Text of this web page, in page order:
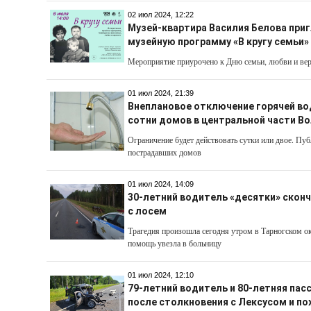
02 июл 2024, 12:22
Музей-квартира Василия Белова
музейную программу «В кругу семьи»
Мероприятие приурочено к Дню семьи, любви и
01 июл 2024, 21:39
Внеплановое отключение горячей
сотни домов в центральной части
Ограничение будет действовать сутки или двое.
пострадавших домов
01 июл 2024, 14:09
30-летний водитель «десятки»
с лосем
Трагедия произошла сегодня утром в Тарногском
помощь увезла в больницу
01 июл 2024, 12:10
79-летний водитель и 80-летняя
после столкновения с Лексусом и